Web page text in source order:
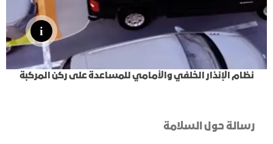
نظام الإنذار الخلفي والأمامي للمساعدة على ركن المركبة
رسالة حول السلامة